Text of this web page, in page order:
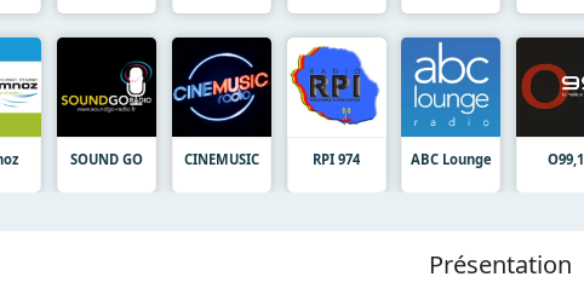
SOUND GO CINEMUSIC RPI 974 ABC Lounge O99,1
Présentation